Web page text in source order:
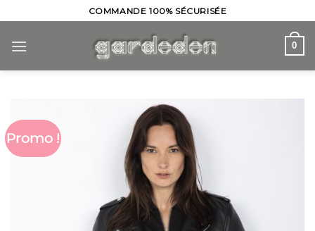
to
content
COMMANDE 100% SÉCURISÉE
0
Promo !